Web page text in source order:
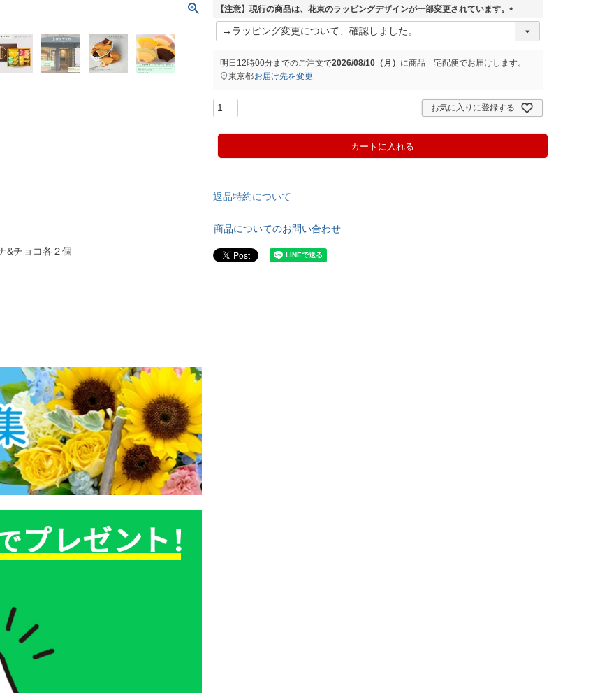
&チョコ各２個
須
【注意】現行の商品は、花束のラッピングデザインが一部変更されています。
(
)
明日 12時00分までのご注文で2026/08/10（月） に商品 宅配便でお届けします。
東京都お届け先を変更
お気に入りに登録する
カートに入れる
返品特約について
商品についてのお問い合わせ